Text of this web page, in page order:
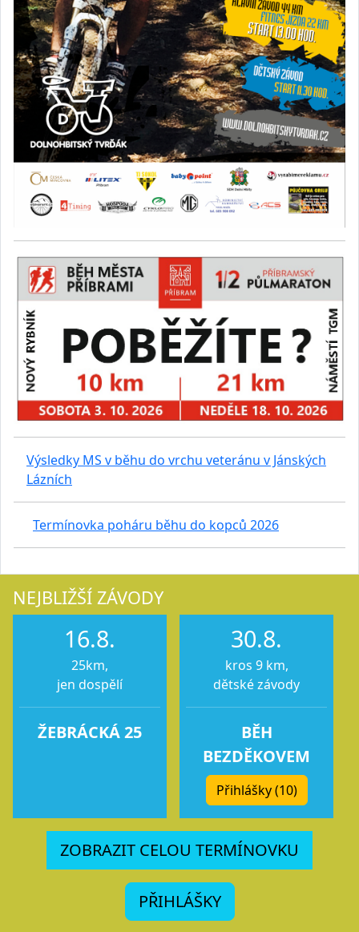
Výsledky MS v běhu do vrchu veteránu v Jánských
Lázních
Termínovka poháru běhu do kopců 2026
NEJBLIŽŠÍ ZÁVODY
16.8.
25km,
jen dospělí
ŽEBRÁCKÁ 25
30.8.
kros 9 km,
dětské závody
BĚH
BEZDĚKOVEM
Přihlášky (10)
ZOBRAZIT CELOU TERMÍNOVKU
PŘIHLÁŠKY